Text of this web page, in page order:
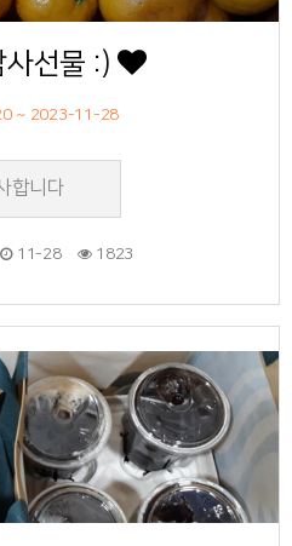
사선물 :)
~ 2023-11-28
합니다
11-28 1823